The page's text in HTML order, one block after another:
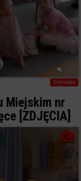
0
Ostrołęka
Miejskim nr
[ZDJĘCIA]